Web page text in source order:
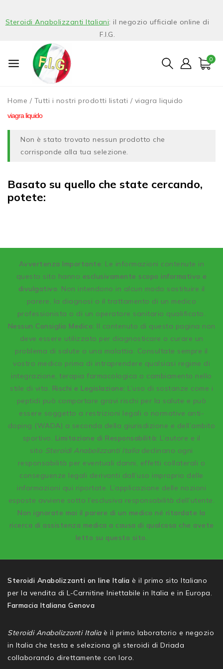
Steroidi Anabolizzanti Italiani: il negozio ufficiale online di
F.I.G.
0
Home / Tutti i nostri prodotti listati / viagra liquido
viagra liquido
Non è stato trovato nessun prodotto che
corrisponde alla tua selezione.
Basato su quello che state cercando,
potete:
Avvertenza Importante: Le informazioni contenute in
questo sito hanno esclusivamente scopo informativo e
divulgativo. Non intendono in alcun modo sostituire il
parere, la diagnosi o il trattamento di un medico
professionista o di un operatore sanitario qualificato.
Nessun Consiglio Medico: Il contenuto di questa pagina non
deve essere utilizzato per diagnosticare o curare un
problema di salute o una malattia. Consultate sempre il
vostro medico prima di intraprendere qualsiasi regime di
integrazione, terapia farmacologica o cambiamento nello
stile di vita. Rischi e Legislazione: L’uso di sostanze come i
peptidi può comportare gravi rischi per la salute e può
essere soggetto a restrizioni legali o normative anti-
doping (WADA) a seconda della giurisdizione e dell’ambito
sportivo. Limitazione di Responsabilità: L’autore e il
sito Steroidi Anabolizzanti Italiadeclinano ogni
responsabilità per eventuali danni, effetti collaterali o
conseguenze legali derivanti dall’uso improprio delle
informazioni qui riportate. L’applicazione delle nozioni
esposte avviene sotto l’esclusiva responsabilità dell’utente.
Non ignorate mai il parere di un medico né ritardate la
ricerca di assistenza medica a causa di qualcosa che avete
letto su questo sito.
Steroidi Anabolizzanti on line Italia è il primo sito Italiano
per la vendita di L-Carnitine Iniettabile in Italia e in Europa.
Farmacia Italiana Genova
Steroidi Anabolizzanti Italiaè il primo laboratorio e negozio
in Italia che testa e seleziona gli steroidi di Driada
collaborando direttamente con loro.